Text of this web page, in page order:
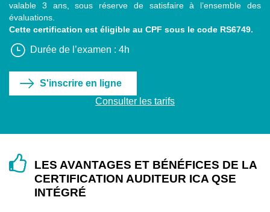
valable 3 ans, sous réserve de satisfaire à l’ensemble des
évaluations.
Cette certification est éligible au CPF sous le code RS6749.
Durée de l’examen : 4h
S'inscrire en ligne
Consulter les tarifs
LES AVANTAGES ET BÉNÉFICES DE LA
CERTIFICATION AUDITEUR ICA QSE
INTÉGRÉ